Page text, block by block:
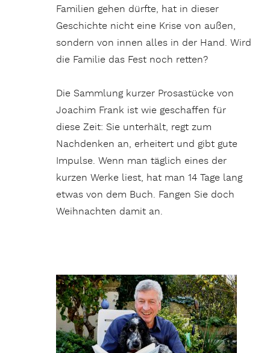
Familien gehen dürfte, hat in dieser
Geschichte nicht eine Krise von außen,
sondern von innen alles in der Hand. Wird
die Familie das Fest noch retten?
Die Sammlung kurzer Prosastücke von
Joachim Frank ist wie geschaffen für
diese Zeit: Sie unterhält, regt zum
Nachdenken an, erheitert und gibt gute
Impulse. Wenn man täglich eines der
kurzen Werke liest, hat man 14 Tage lang
etwas von dem Buch. Fangen Sie doch
Weihnachten damit an.